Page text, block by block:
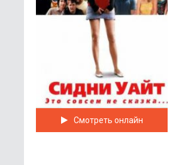
Смотреть онлайн